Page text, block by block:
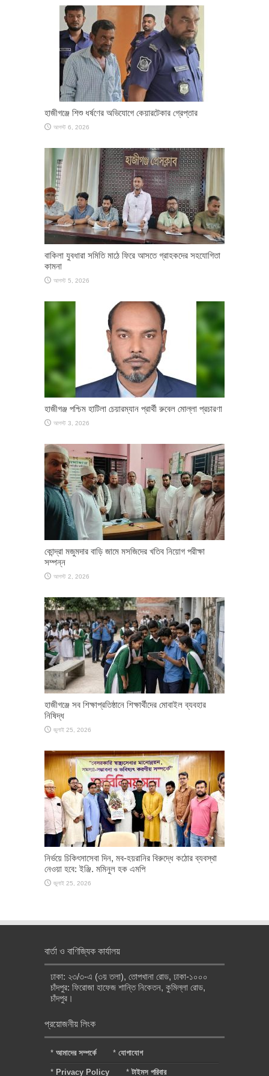
হাজীগঞ্জে শিশু ধর্ষণের অভিযোগে কেয়ারটেকার গ্রেপ্তার
আগস্ট 6, 2026
বাকিলা যুবধারা সমিতি মাঠে ফিরে আসতে গ্রাহকদের সহযোগিতা
কামনা
আগস্ট 5, 2026
হাজীগঞ্জ পশ্চিম হাটিলা চেয়ারম্যান প্রার্থী রুবেল মোল্লা প্রচারণা
আগস্ট 3, 2026
কোন্দ্রা মজুমদার বাড়ি জামে মসজিদের খতিব নিয়োগ পরীক্ষা
সম্পন্ন
আগস্ট 2, 2026
হাজীগঞ্জে সব শিক্ষাপ্রতিষ্ঠানে শিক্ষার্থীদের মোবাইল ব্যবহার
নিষিদ্ধ
জুলাই 25, 2026
নির্ভয়ে চিকিৎসাসেবা দিন, মব-হয়রানির বিরুদ্ধে কঠোর ব্যবস্থা
নেওয়া হবে: ইঞ্জি. মমিনুল হক এমপি
জুলাই 25, 2026
বার্তা ও বাণিজ্যিক কার্যালয়
ঢাকা: ২৩/৩-এ (৩য় তলা), তোপখানা রোড, ঢাকা-১০০০
চাঁদপুর: ফিরোজা হাফেজ শান্তি নিকেতন, কুমিল্লা রোড,
চাঁদপুর।
প্রয়োজনীয় লিংক
* আমাদের সম্পর্কে * যোগাযোগ
* Privacy Policy *টাইমস পরিবার